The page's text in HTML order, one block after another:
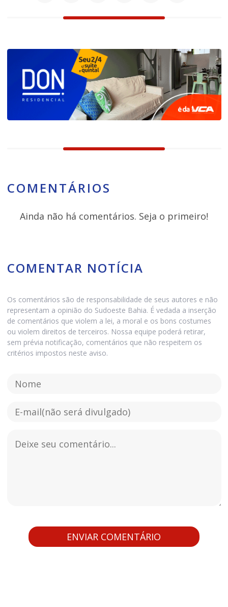
COMENTÁRIOS
Ainda não há comentários. Seja o primeiro!
COMENTAR NOTÍCIA
Os comentários são de responsabilidade de seus autores e não
representam a opinião do Sudoeste Bahia. É vedada a inserção
de comentários que violem a lei, a moral e os bons costumes
ou violem direitos de terceiros. Nossa equipe poderá retirar,
sem prévia notificação, comentários que não respeitem os
critérios impostos neste aviso.